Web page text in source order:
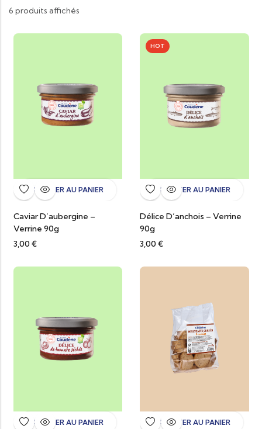
6 produits affichés
AJOUTER AU PANIER
Caviar D’aubergine –
Verrine 90g
3,00 €
HOT
AJOUTER AU PANIER
Délice D’anchois – Verrine
90g
3,00 €
AJOUTER AU PANIER AJOUTER AU PANIER